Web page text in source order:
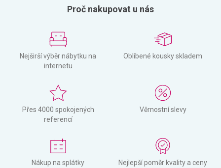
Proč nakupovat u nás
Nejširší výběr nábytku na
internetu
Oblíbené kousky skladem
Přes 4000 spokojených
referencí
Věrnostní slevy
Nákup na splátky Nejlepší poměr kvality a ceny